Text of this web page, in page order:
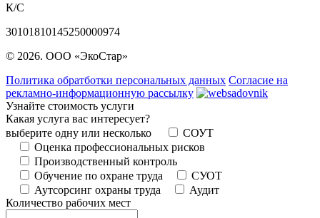
К/С
30101810145250000974
© 2026. ООО «ЭкоСтар»
Политика обратботки персональных данных Согласие на
рекламно-информационную рассылку
Узнайте стоимость услуги
Какая услуга вас интересует?
выберите одну или несколько
СОУТ
Оценка профессиональных рисков
Производственный контроль
Обучение по охране труда
СУОТ
Аутсорсинг охраны труда
Аудит
Количество рабочих мест